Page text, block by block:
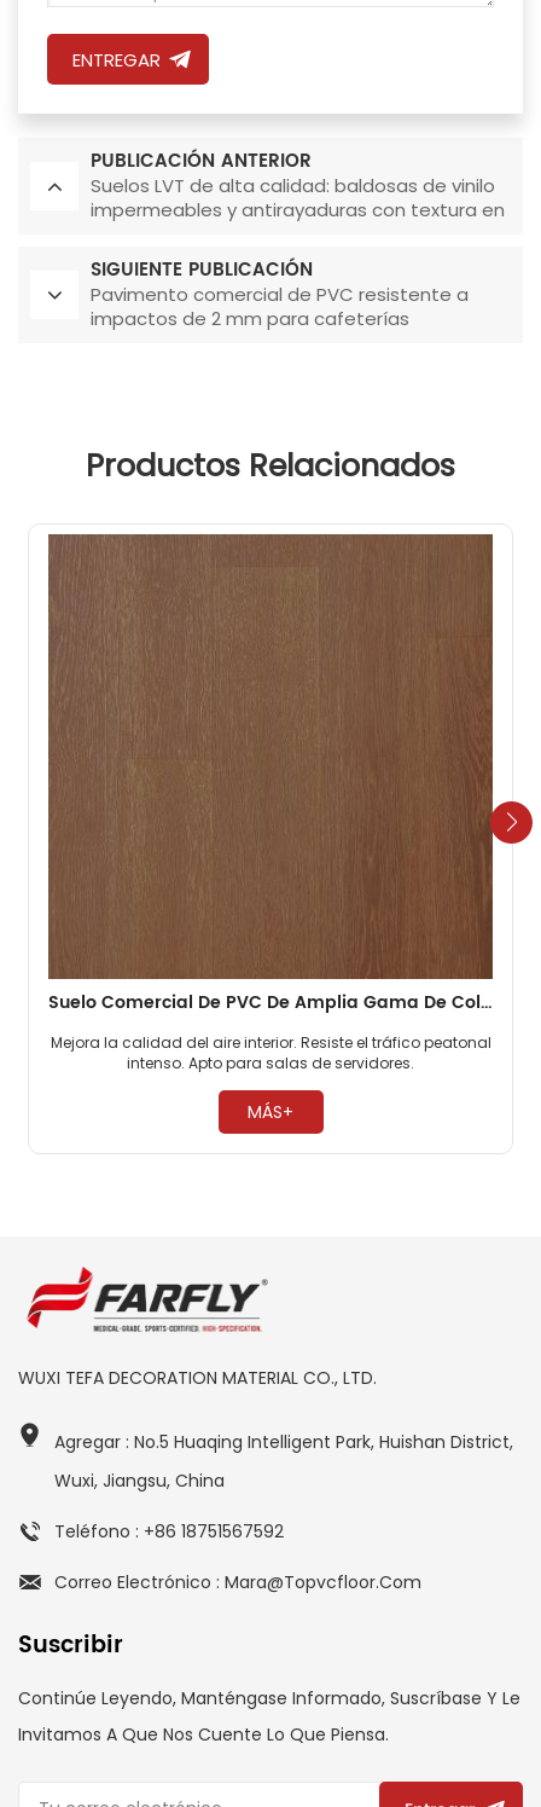
ENTREGAR
PUBLICACIÓN ANTERIOR
Suelos LVT de alta calidad: baldosas de vinilo
impermeables y antirayaduras con textura en
SIGUIENTE PUBLICACIÓN
Pavimento comercial de PVC resistente a
impactos de 2 mm para cafeterías
Productos Relacionados
Suelo Comercial De PVC De Amplia Gama De Colores De 3 Mm Para Gimnasios
Mejora la calidad del aire interior. Resiste el tráfico peatonal
intenso. Apto para salas de servidores. ​
MÁS+
WUXI TEFA DECORATION MATERIAL CO., LTD.
Agregar : No.5 Huaqing Intelligent Park, Huishan District,
Wuxi, Jiangsu, China
Teléfono : +86 18751567592
Correo Electrónico : Mara@topvcfloor.com
Suscribir
Continúe Leyendo, Manténgase Informado, Suscríbase Y Le
Invitamos A Que Nos Cuente Lo Que Piensa.